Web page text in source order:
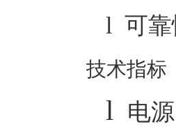
l 可靠
技术指标
l 电